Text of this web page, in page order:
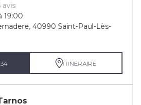
avis
19:00
40990 Saint-Paul-Lès-
ITINÉRAIRE